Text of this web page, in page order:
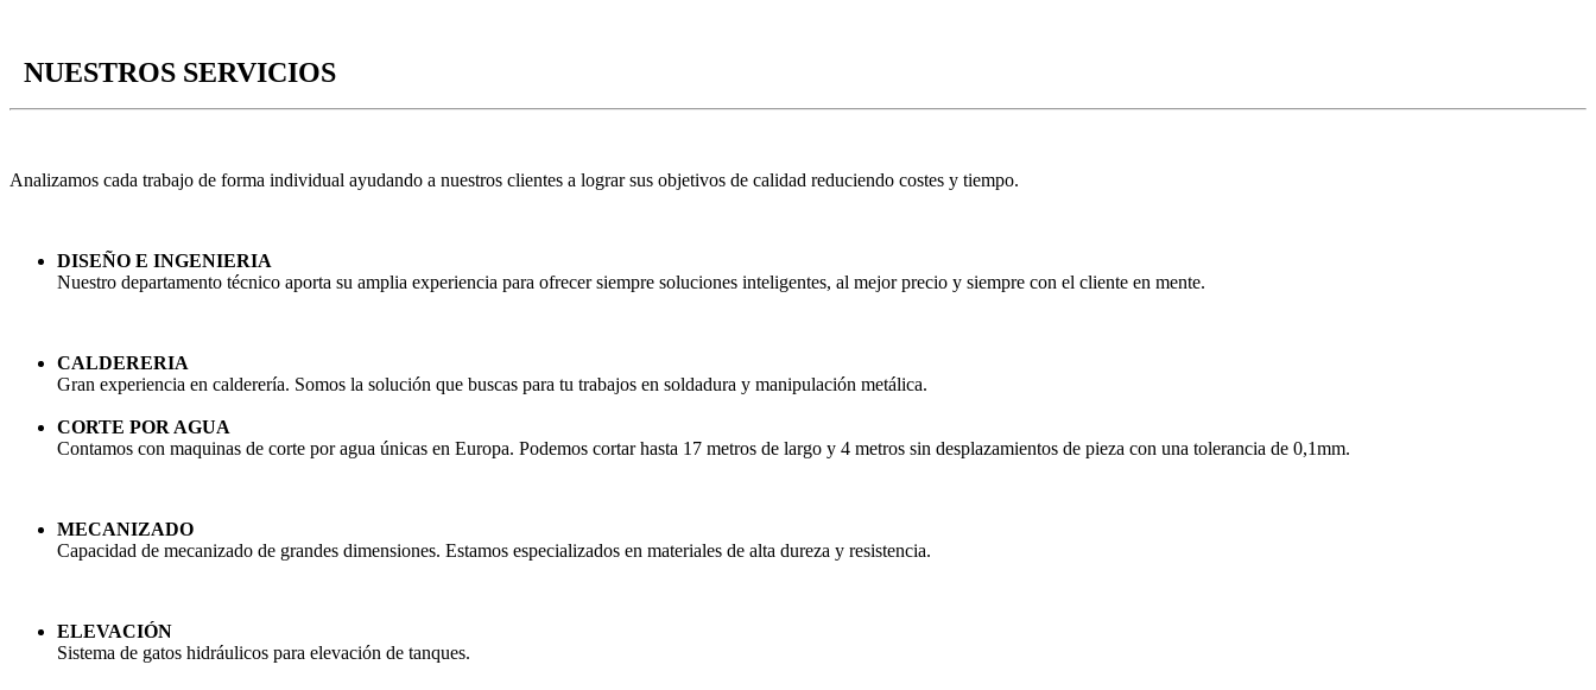
NUESTROS SERVICIOS
Analizamos cada trabajo de forma individual ayudando a nuestros clientes a lograr sus objetivos de calidad reduciendo costes y tiempo.
DISEÑO E INGENIERIA
Nuestro departamento técnico aporta su amplia experiencia para ofrecer siempre soluciones inteligentes, al mejor precio y siempre con el cliente en mente.
CALDERERIA
Gran experiencia en calderería. Somos la solución que buscas para tu trabajos en soldadura y manipulación metálica.
CORTE POR AGUA
Contamos con maquinas de corte por agua únicas en Europa. Podemos cortar hasta 17 metros de largo y 4 metros sin desplazamientos de pieza con una tolerancia de 0,1mm.
MECANIZADO
Capacidad de mecanizado de grandes dimensiones. Estamos especializados en materiales de alta dureza y resistencia.
ELEVACIÓN
Sistema de gatos hidráulicos para elevación de tanques.